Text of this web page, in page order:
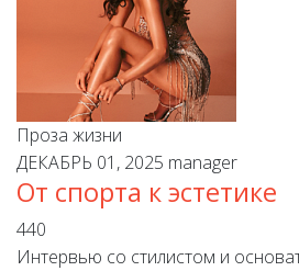
Проза жизни
ДЕКАБРЬ 01, 2025 manager
От спорта к эстетике
440
Интервью со стилистом и